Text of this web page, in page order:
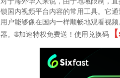
锁国内视频平台内容的常用工具。它
用户能够像在国内一样顺畅地观看视
器。🌐加速特权免费送！使用兑换码